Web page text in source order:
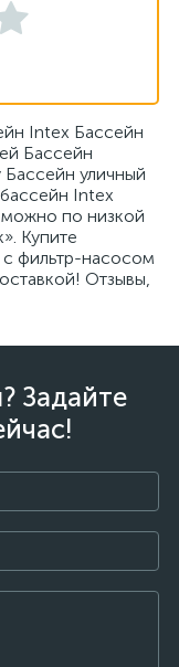
Intex Бассейн
Бассейн
уличный
Intex
по низкой
Купите
фильтр-насосом
Отзывы,
Задайте